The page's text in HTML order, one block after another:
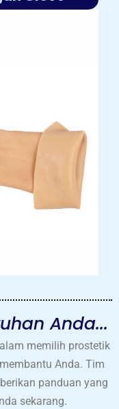
Anda...
memilih prostetik
Anda. Tim
panduan yang
sekarang.